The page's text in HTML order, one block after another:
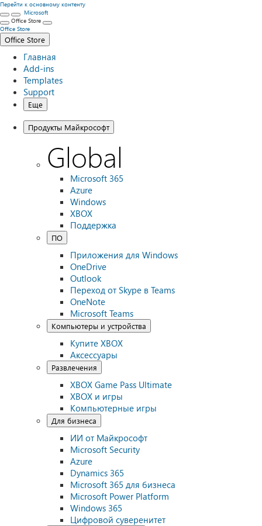
Перейти к основному контенту
Microsoft
Office Store
Office Store
Office Store
Главная
Add-ins
Templates
Support
Еще
Продукты Майкрософт
Global
Microsoft 365
Azure
Windows
XBOX
Поддержка
ПО
Приложения для Windows
OneDrive
Outlook
Переход от Skype в Teams
OneNote
Microsoft Teams
Компьютеры и устройства
Купите XBOX
Аксессуары
Развлечения
XBOX Game Pass Ultimate
XBOX и игры
Компьютерные игры
Для бизнеса
ИИ от Майкрософт
Microsoft Security
Azure
Dynamics 365
Microsoft 365 для бизнеса
Microsoft Power Platform
Windows 365
Цифровой суверенитет